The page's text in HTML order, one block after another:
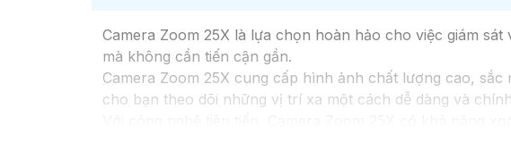
Camera Zoom 25X là lựa chọn hoàn hảo cho việc giám
mà không cần tiến cận gần.
Camera Zoom 25X cung cấp hình ảnh chất lượng cao,
cho bạn theo dõi những vị trí xa một cách dễ dàng và